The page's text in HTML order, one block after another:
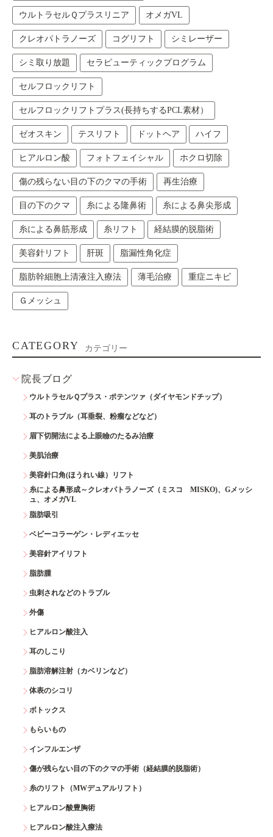
ウルトラセルＱプラスリニア オメガVL
クレオパトラノーズ コグリフト シミレーザー
シミ取り放題 セラピューティックプログラム
セルフロックリフト
セルフロックリフトプラス(長持ちするPCL素材）
ゼオスキン テスリフト ドットヘア ハイフ
ヒアルロン酸 フォトフェイシャル ホクロ切除
傷の残らない目の下のクマの手術 再生治療
目の下のクマ 糸による隆鼻術 糸による鼻尖形成
糸による鼻筋形成 糸リフト 経結膜的脱脂術
美容針リフト 肝斑 脂漏性角化症
脂肪幹細胞上清液注入療法 薄毛治療 重症ニキビ
Ｇメッシュ
CATEGORY カテゴリー
院長ブログ
ウルトラセルＱプラス・ポテンツァ（ダイヤモンドチップ）
耳のトラブル（耳垂裂、粉瘤などなど）
眉下切開法による上眼瞼のたるみ治療
美肌治療
美容針口角(ほうれい線）リフト
糸による鼻形成～クレオパトラノーズ（ミスコ MISKO)、Gメッシ
ュ、オメガVL
脂肪吸引
ベビーコラーゲン・レディエッセ
美容針アイリフト
脂肪腫
虫刺されなどのトラブル
外傷
ヒアルロン酸注入
耳のしこり
脂肪溶解注射（カベリンなど）
体表のシコリ
ボトックス
もらいもの
インフルエンザ
傷が残らない目の下のクマの手術（経結膜的脱脂術）
糸のリフト（MWデュアルリフト）
ヒアルロン酸豊胸術
ヒアルロン酸注入療法